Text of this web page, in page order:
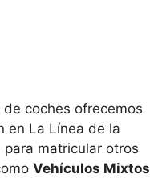
coches ofrecemos
en La Línea de la
para matricular otros
Vehículos Mixtos